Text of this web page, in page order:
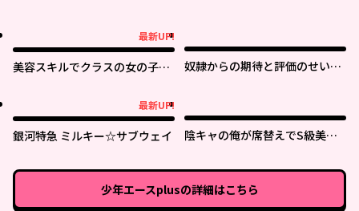
最新UP!
美容スキルでクラスの女の子を
奴隷からの期待と評価のせいで
最新UP!
銀河特急 ミルキー☆サブウェイ
陰キャの俺が席替えでS級美少
まった。
少年エースplusの詳細はこちら